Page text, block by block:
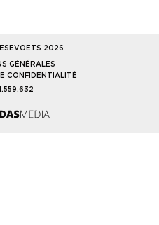
2026
GÉNÉRALES
CONFIDENTIALITÉ